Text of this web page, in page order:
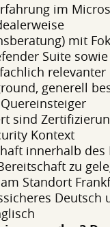
im
mit
Suite
relevanter
generell
sind
Kontext
innerhalb des
zu
Standort
Deutsch